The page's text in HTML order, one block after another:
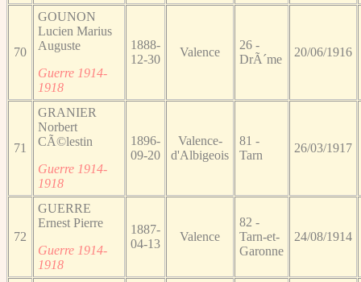
70
GOUNON
Lucien Marius
Auguste
Guerre 1914-
1918
1888-
12-30
Valence
26 -
DrÃ´me
20/06/1916
71
GRANIER
Norbert
CÃ©lestin
Guerre 1914-
1918
1896-
09-20
Valence-
d'Albigeois
81 -
Tarn
26/03/1917
72
GUERRE
Ernest Pierre
Guerre 1914-
1918
1887-
04-13
Valence
82 -
Tarn-et-
Garonne
24/08/1914